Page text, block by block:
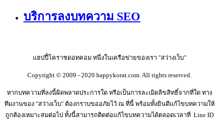
บริการลงบทความ SEO
แฮปปี้โคราชดอทคอม หนึ่งในเครือข่ายของเรา "สว่างเว็บ"
Copyright © 2009 - 2020 happykorat.com. All rights reserved.
หากบทความที่ลงนี้ผิดพลาดประการใด หรือเป็นการละเมิดลิขสิทธิ์จากที่ใด ทาง
ทีมงานของ "สว่างเว็บ" ต้องกราบขออภัยไว้ ณ ที่นี้ พร้อมทั้งยินดีแก้ไขบทความให้
ถูกต้องเหมาะสมต่อไป ทั้งนี้สามารถติดต่อแก้ไขบทความได้ตลอดเวลาที่ Line ID